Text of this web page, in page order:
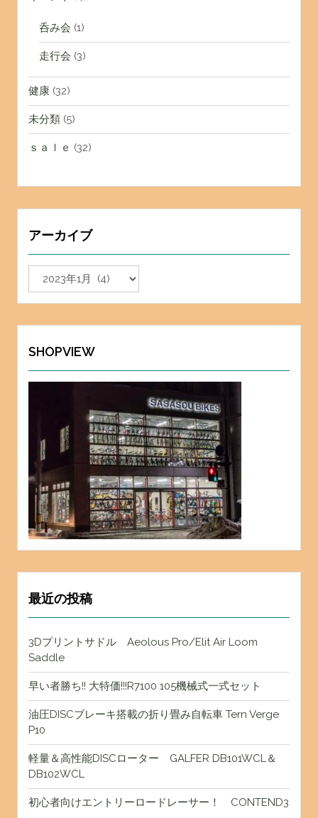
呑み会 (1)
走行会 (3)
健康(32)
未分類(5)
ｓａｌｅ (32)
アーカイブ
カ
SHOPVIEW
最近の投稿
3Dプリントサドル Aeolous Pro/Elit Air Loom
Saddle
早い者勝ち!! 大特価!!!R7100 105機械式一式セット
油圧DISCブレーキ搭載の折り畳み自転車 Tern Verge
P10
軽量＆高性能DISCローター GALFER DB101WCL＆
DB102WCL
初心者向けエントリーロードレーサー！ CONTEND3